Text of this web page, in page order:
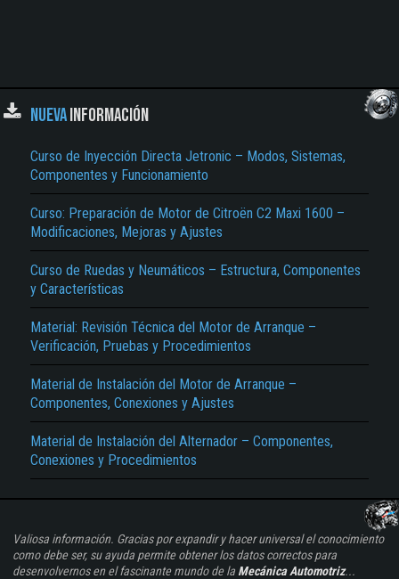
NUEVAINFORMACIÓN
Curso de Inyección Directa Jetronic – Modos, Sistemas,
Componentes y Funcionamiento
Curso: Preparación de Motor de Citroën C2 Maxi 1600 –
Modificaciones, Mejoras y Ajustes
Curso de Ruedas y Neumáticos – Estructura, Componentes
y Características
Material: Revisión Técnica del Motor de Arranque –
Verificación, Pruebas y Procedimientos
Material de Instalación del Motor de Arranque –
Componentes, Conexiones y Ajustes
Material de Instalación del Alternador – Componentes,
Conexiones y Procedimientos
Valiosa información. Gracias por expandir y hacer universal el conocimiento
como debe ser, su ayuda permite obtener los datos correctos para
desenvolvernos en el fascinante mundo de la Mecánica Automotriz...